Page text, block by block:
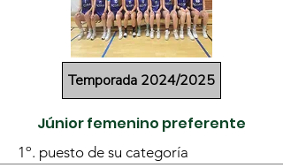
Temporada 2024/2025
Júnior femenino preferente
1º. puesto de su categoría